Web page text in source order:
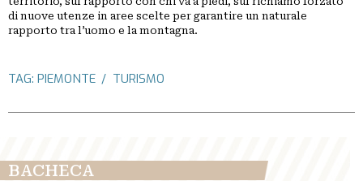
di nuove utenze in aree scelte per garantire un naturale
rapporto tra l’uomo e la montagna.
TAG: PIEMONTE TURISMO
BACHECA